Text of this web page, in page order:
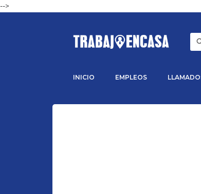
-->
INICIO EMPLEOS